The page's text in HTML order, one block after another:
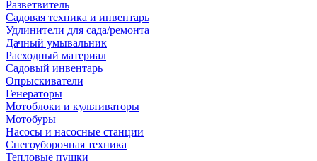
Разветвитель
Садовая техника и инвентарь
Удлинители для сада/ремонта
Дачный умывальник
Расходный материал
Садовый инвентарь
Опрыскиватели
Генераторы
Мотоблоки и культиваторы
Мотобуры
Насосы и насосные станции
Снегоуборочная техника
Тепловые пушки